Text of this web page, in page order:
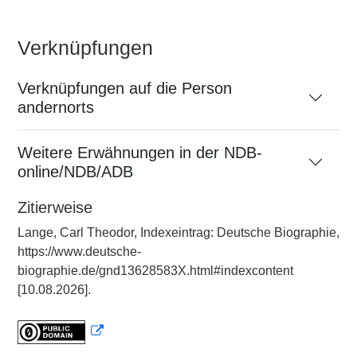
Verknüpfungen
Verknüpfungen auf die Person
andernorts
Weitere Erwähnungen in der NDB-
online/NDB/ADB
Zitierweise
Lange, Carl Theodor, Indexeintrag: Deutsche Biographie,
https://www.deutsche-
biographie.de/gnd13628583X.html#indexcontent
[10.08.2026].